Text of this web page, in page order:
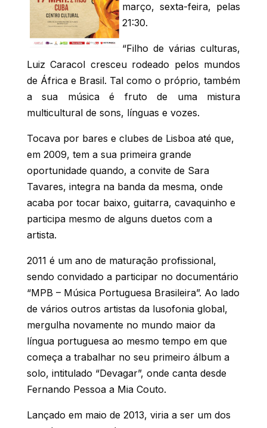
março, sexta-feira, pelas
21:30.
“Filho de várias culturas,
Luiz Caracol cresceu rodeado pelos mundos
de África e Brasil. Tal como o próprio, também
a sua música é fruto de uma mistura
multicultural de sons, línguas e vozes.
Tocava por bares e clubes de Lisboa até que,
em 2009, tem a sua primeira grande
oportunidade quando, a convite de Sara
Tavares, integra na banda da mesma, onde
acaba por tocar baixo, guitarra, cavaquinho e
participa mesmo de alguns duetos com a
artista.
2011 é um ano de maturação profissional,
sendo convidado a participar no documentário
“MPB – Música Portuguesa Brasileira”. Ao lado
de vários outros artistas da lusofonia global,
mergulha novamente no mundo maior da
língua portuguesa ao mesmo tempo em que
começa a trabalhar no seu primeiro álbum a
solo, intitulado “Devagar”, onde canta desde
Fernando Pessoa a Mia Couto.
Lançado em maio de 2013, viria a ser um dos